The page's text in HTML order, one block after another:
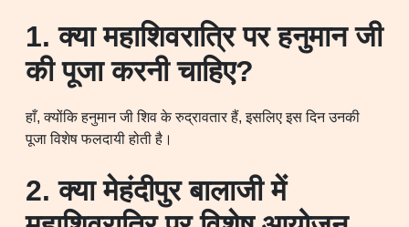
1. क्या महाशिवरात्रि पर हनुमान जी
की पूजा करनी चाहिए?
हाँ, क्योंकि हनुमान जी शिव के रुद्रावतार हैं, इसलिए इस दिन उनकी
पूजा विशेष फलदायी होती है।
2. क्या मेहंदीपुर बालाजी में